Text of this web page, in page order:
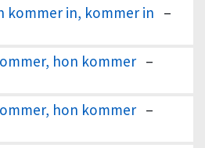
kommer in, kommer in –
hon kommer –
hon kommer –